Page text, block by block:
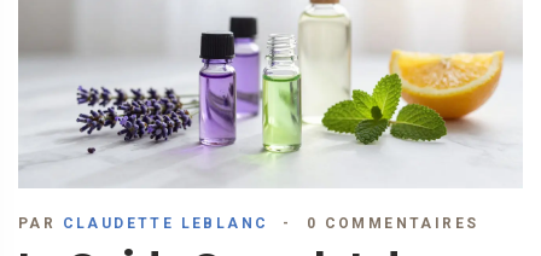
PAR CLAUDETTE LEBLANC 0 COMMENTAIRES